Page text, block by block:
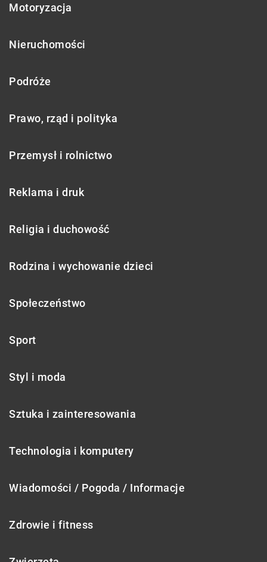
Motoryzacja
Nieruchomości
Podróże
Prawo, rząd i polityka
Przemysł i rolnictwo
Reklama i druk
Religia i duchowość
Rodzina i wychowanie dzieci
Społeczeństwo
Sport
Styl i moda
Sztuka i zainteresowania
Technologia i komputery
Wiadomości / Pogoda / Informacje
Zdrowie i fitness